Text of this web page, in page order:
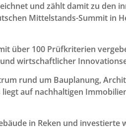
und zählt damit zu den
Mittelstands-Summit in
über 100 Prüfkriterien
wirtschaftlicher
rund um Bauplanung,
auf nachhaltigen
in Reken und investierte